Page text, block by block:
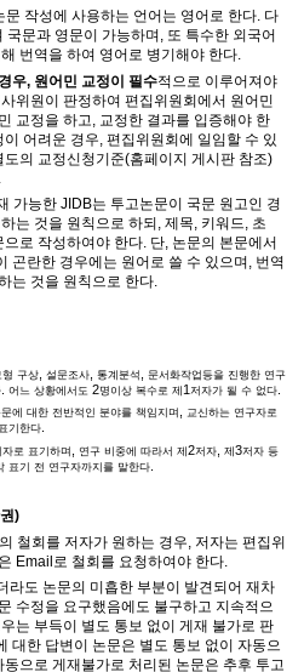
문 작성에 사용하는 언어는 영어로 한다. 다
국문과 영문이 가능하며 , 또 특수한 외국어
번역을 하여 영어로 병기해야 한다.
우, 원어민 교정이 필수적으로 이루어져야
위원이 판정하여 편집위원회에서 원어민
교정을 하고
교정한 결과를 입증해야 한
어려운 경우 편집위원회에 일임할 수 있
의 교정신청기준(홈페이지 게시판 참조)
가능한 JIDB는 투고논문이 국문 원고인 경
는 것을 원칙으로 하되, 제목, 키워드, 초
로 작성하여야 한다. 단, 논문의 본문에서
곤란한 경우에는 원어로 쓸 수 있으며, 번역
는 것을 원칙으로 한다.
형 구상 설문조사 통계분석
문서화작업등을 진행한 연구
어느 상황에서도 2명이상 복수로 제 1 저자가 될 수 없다
에 대한 전반적인 분야를 책임지며 , 교신하는 연구자로
기한다.
로 표기하며 연구 비중에 따라서 제2저자 제3저자 등
표기 전 연구자까지를 말한다
)
철회를 저자가 원하는 경우 저자는 편집위
Email 로 철회를 요청하여야 한다
라도 논문의 미흡한 부분이 발견되어 재차
수정을 요구했음에도 불구하고 지속적으
는 부득이 별도 통보 없이 게재 불가로 판
대한 답변이 논문은 별도 통보 없이 자동으
동으로 게재불가로 처리된 논문은 추후 투고